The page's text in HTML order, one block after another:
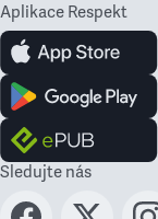
Aplikace Respekt
Sledujte nás